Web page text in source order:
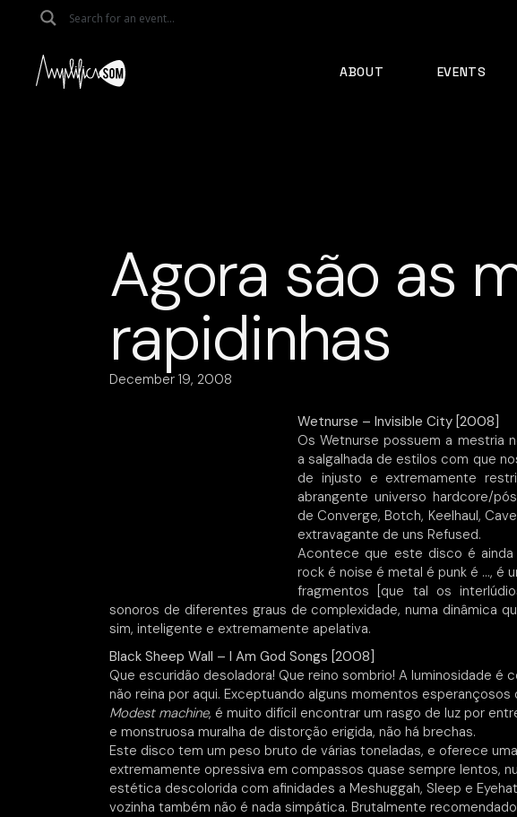
ABOUT EVENTS
Agora são as
rapidinhas
December 19, 2008
Wetnurse – Invisible City [2008]
Os Wetnurse possuem a mestria
a salgalhada de estilos com que
de injusto e extremamente
abrangente universo hardcore/
de Converge, Botch, Keelhaul,
extravagante de uns Refused.
Acontece que este disco é ainda
rock é noise é metal é punk é …, é
fragmentos [que tal os
sonoros de diferentes graus de complexidade, numa dinâmica
sim, inteligente e extremamente apelativa.
Black Sheep Wall – I Am God Songs [2008]
Que escuridão desoladora! Que reino sombrio! A luminosidade é
não reina por aqui. Exceptuando alguns momentos esperançosos
Modest machine, é muito difícil encontrar um rasgo de luz por
e monstruosa muralha de distorção erigida, não há brechas.
Este disco tem um peso bruto de várias toneladas, e oferece
extremamente opressiva em compassos quase sempre lentos,
estética descolorida com afinidades a Meshuggah, Sleep e
vozinha também não é nada simpática. Brutalmente